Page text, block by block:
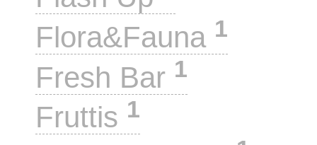
Flora&Fauna 1
Fresh Bar 1
Fruttis 1